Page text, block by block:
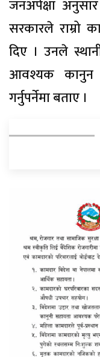
जनअपेक्षा अनुसार
सरकारले राम्रो
दिए । उनले
आवश्यक कानुन
गर्नुपर्नेमा बताए ।